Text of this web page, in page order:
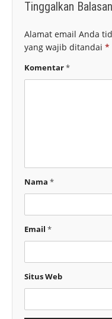
Tinggalkan Balasan
Alamat email Anda
yang wajib ditandai *
Komentar*
Nama *
Email *
Situs Web